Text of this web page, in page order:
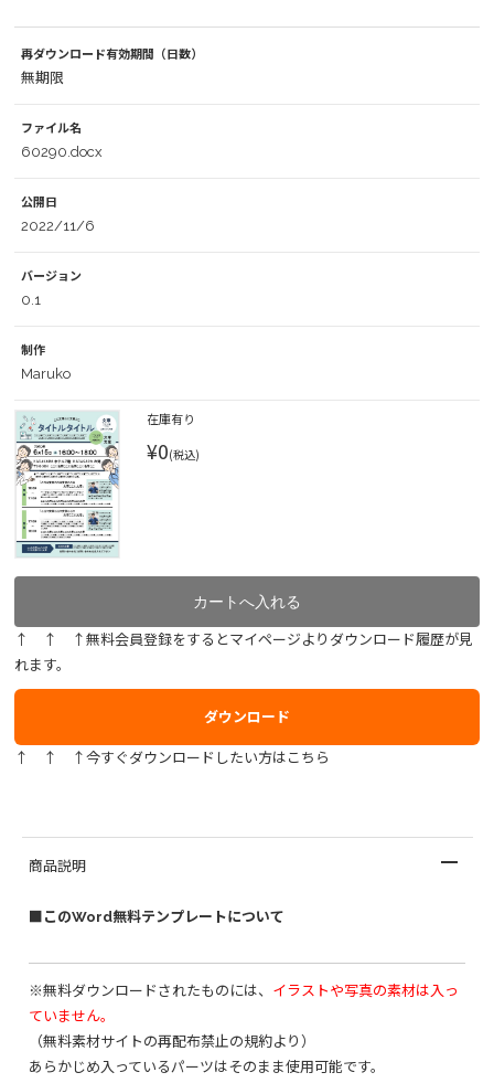
再ダウンロード有効期間（日数）
無期限
ファイル名
60290.docx
公開日
2022/11/6
バージョン
0.1
制作
Maruko
在庫有り
¥0(税込)
↑ ↑ ↑無料会員登録をするとマイページよりダウンロード履歴が見
れます。
ダウンロード
↑ ↑ ↑今すぐダウンロードしたい方はこちら
商品説明
■このWord無料テンプレートについて
※無料ダウンロードされたものには、 イラストや写真の素材は入っ
ていません。
（無料素材サイトの再配布禁止の規約より）
あらかじめ入っているパーツはそのまま使用可能です。